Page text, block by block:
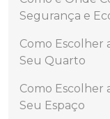
Segurança e
Como Escolher
Seu Quarto
Como Escolher
Seu Espaço